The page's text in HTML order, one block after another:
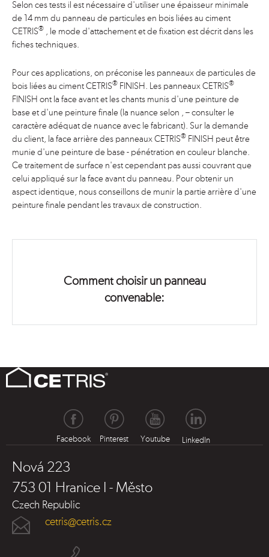
Selon ces tests il est nécessaire d'utiliser une épaisseur minimale
de 14 mm du panneau de particules en bois liées au ciment
CETRIS® , le mode d'attachement et de fixation est décrit dans les
fiches techniques.
Pour ces applications, on préconise les panneaux de particules de
bois liées au ciment CETRIS® FINISH. Les panneaux CETRIS®
FINISH ont la face avant et les chants munis d'une peinture de
base et d'une peinture finale (la nuance selon , – consulter le
caractère adéquat de nuance avec le fabricant). Sur la demande
du client, la face arrière des panneaux CETRIS® FINISH peut être
munie d'une peinture de base - pénétration en couleur blanche.
Ce traitement de surface n'est cependant pas aussi couvrant que
celui appliqué sur la face avant du panneau. Pour obtenir un
aspect identique, nous conseillons de munir la partie arrière d'une
peinture finale pendant les travaux de construction.
Comment choisir un panneau
convenable:
LinkedIn
Youtube
Pinterest
Facebook
Nová 223
753 01 Hranice I - Město
Czech Republic
cetris@cetris.cz